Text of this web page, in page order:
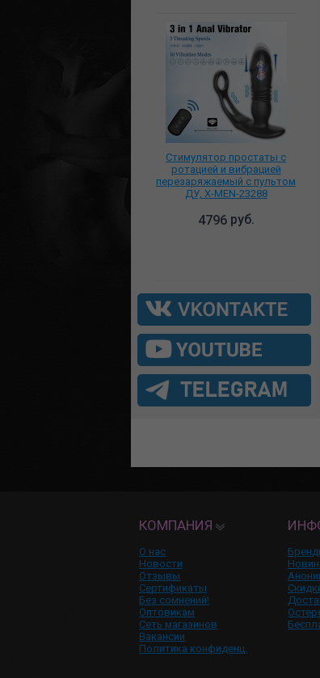
Стимулятор простаты с
ротацией и вибрацией
перезаряжаемый с пультом
ДУ, X-MEN-23288
4796руб.
КОМПАНИЯ
О нас
Новости
Отзывы
Сертификаты
Без сомнений!
Оптовикам
Сеть магазинов
Вакансии
Политика конфиденц.